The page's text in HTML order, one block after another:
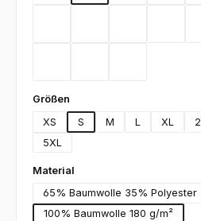
Größen
XS
S M L XL
5XL
Material
65% Baumwolle 35% Polyester
100% Baumwolle 180 g/m²